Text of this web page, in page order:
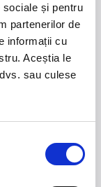
sociale și pentru
partenerilor de
informații cu
Aceștia le
sau culese
OF
Little